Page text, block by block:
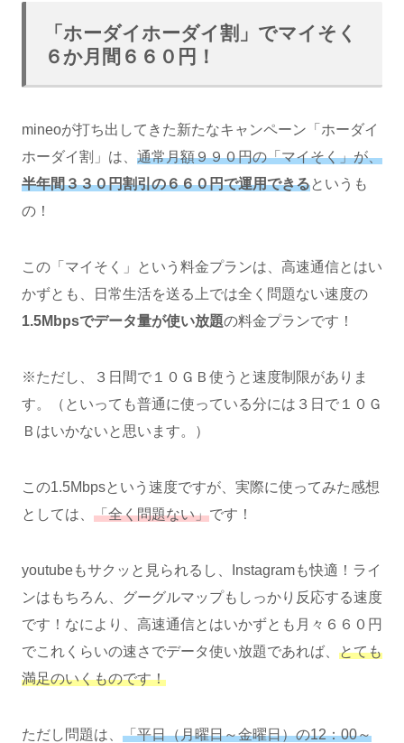
「ホーダイホーダイ割」でマイそく
６か月間６６０円！
mineoが打ち出してきた新たなキャンペーン「ホーダイ
ホーダイ割」は、 通常月額９９０円の「マイそく」が、
半年間３３０円割引の６６０円で運用できるというも
の！
この「マイそく」という料金プランは、高速通信とはい
かずとも、日常生活を送る上では全く問題ない速度の
1.5Mbpsでデータ量が使い放題の料金プランです！
※ただし、３日間で１０ＧＢ使うと速度制限がありま
す。（といっても普通に使っている分には３日で１０Ｇ
Ｂはいかないと思います。）
この1.5Mbpsという速度ですが、実際に使ってみた感想
としては、 「全く問題ない」です！
youtubeもサクッと見られるし、Instagramも快適！ライ
ンはもちろん、グーグルマップもしっかり反応する速度
です！なにより、高速通信とはいかずとも月々６６０円
でこれくらいの速さでデータ使い放題であれば、 とても
満足のいくものです！
ただし問題は、 「平日（月曜日～金曜日）の12：00～